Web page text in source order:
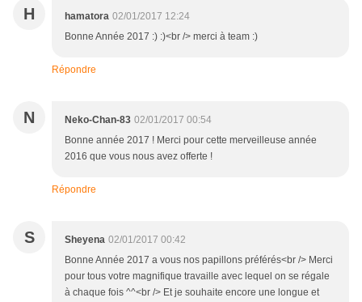
H hamatora 02/01/2017 12:24
Bonne Année 2017 :) :)<br /> merci à team :)
Répondre
N Neko-Chan-83 02/01/2017 00:54
Bonne année 2017 ! Merci pour cette merveilleuse année
2016 que vous nous avez offerte !
Répondre
S Sheyena 02/01/2017 00:42
Bonne Année 2017 a vous nos papillons préférés<br /> Merci
pour tous votre magnifique travaille avec lequel on se régale
à chaque fois ^^<br /> Et je souhaite encore une longue et